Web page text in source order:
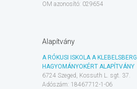
OM azonosító: 029654
Alapítvány
A RÓKUSI ISKOLA A KLEBELSBERGI
HAGYOMÁNYOKÉRT ALAPÍTVÁNY
6724 Szeged, Kossuth L. sgt. 37.
Adószám: 18467712-1-06